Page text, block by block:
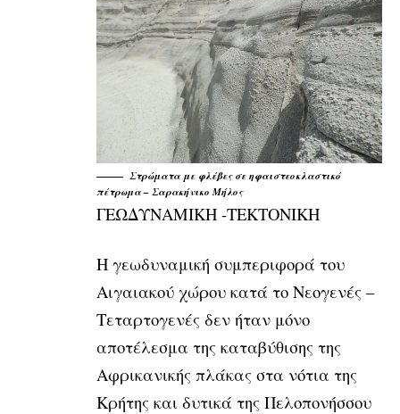
Στρώματα με φλέβες σε ηφαιστεοκλαστικό
πέτρωμα – Σαρακήνικο Μήλος
ΓΕΩΔΥΝΑΜΙΚΗ -ΤΕΚΤΟΝΙΚΗ
Η γεωδυναμική συμπεριφορά του
Αιγαιακού χώρου κατά το Νεογενές –
Τεταρτογενές δεν ήταν μόνο
αποτέλεσμα της καταβύθισης της
Αφρικανικής πλάκας στα νότια της
Κρήτης και δυτικά της Πελοπονήσσου